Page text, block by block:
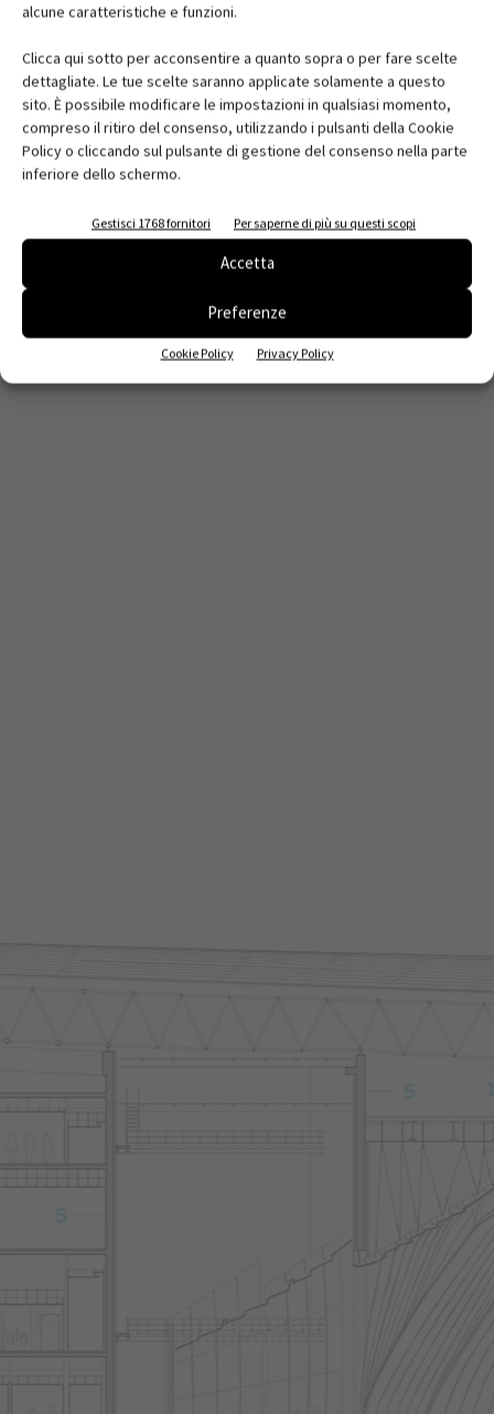
alcune caratteristiche e funzioni.
Clicca qui sotto per acconsentire a quanto sopra o per fare scelte
dettagliate. Le tue scelte saranno applicate solamente a questo
sito. È possibile modificare le impostazioni in qualsiasi momento,
compreso il ritiro del consenso, utilizzando i pulsanti della Cookie
Policy o cliccando sul pulsante di gestione del consenso nella parte
inferiore dello schermo.
Gestisci 1768 fornitori Per saperne di più su questi scopi
Accetta
Preferenze
Cookie Policy Privacy Policy